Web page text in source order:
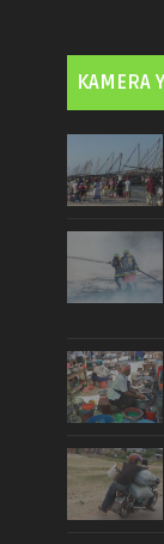
KAMERA